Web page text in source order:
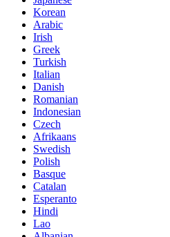
Korean
Arabic
Irish
Greek
Turkish
Italian
Danish
Romanian
Indonesian
Czech
Afrikaans
Swedish
Polish
Basque
Catalan
Esperanto
Hindi
Lao